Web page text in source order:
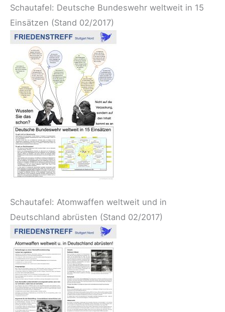
Schautafel: Deutsche Bundeswehr weltweit in 15
Einsätzen (Stand 02/2017)
Schautafel: Atomwaffen weltweit und in
Deutschland abrüsten (Stand 02/2017)